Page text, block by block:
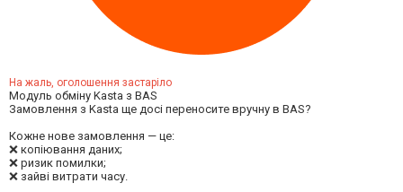
На жаль, оголошення застаріло
Модуль обміну Kasta з BAS
Замовлення з Kasta ще досі переносите вручну в BAS?
Кожне нове замовлення — це:
❌ копіювання даних;
❌ ризик помилки;
❌ зайві витрати часу.